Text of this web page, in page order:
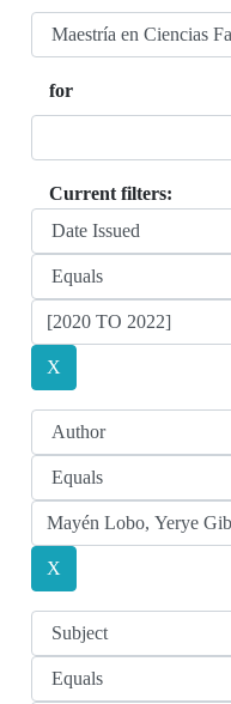
for
Current filters: